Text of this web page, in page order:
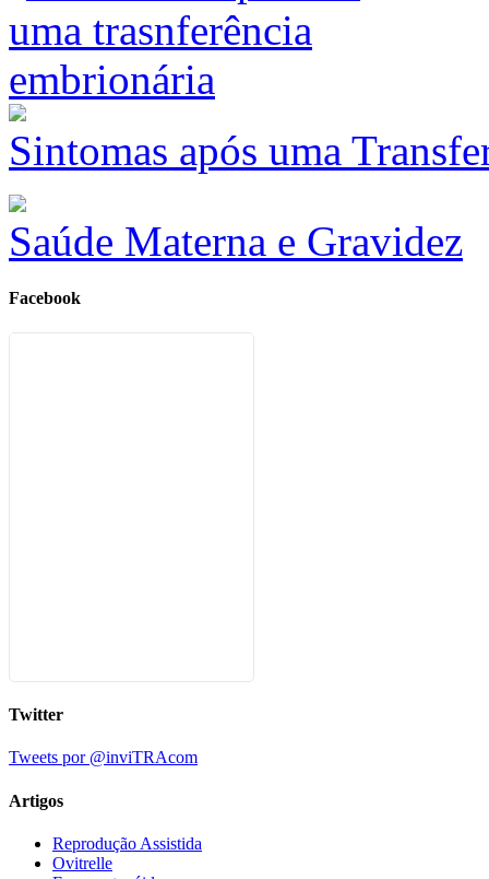
Sintomas após uma
Saúde Materna e Gravidez
Facebook
Twitter
Tweets por @inviTRAcom
Artigos
Reprodução Assistida
Ovitrelle